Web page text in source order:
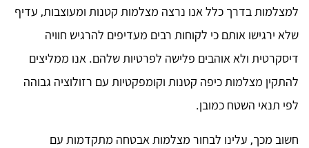
למצלמות בדרך כלל אנו נרצה מצלמות קטנות ומעוצבות, עדיף
שלא ירגישו אותם כי לקוחות רבים מעדיפים להרגיש חוויה
דיסקרטית ולא אוהבים פלישה לפרטיות שלהם. אנו ממליצים
להתקין מצלמות כיפה קטנות וקומפקטיות עם רזולוציה גבוהה
לפי תנאי השטח כמובן.
חשוב מכך, עלינו לבחור מצלמות אבטחה מתקדמות עם